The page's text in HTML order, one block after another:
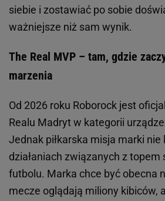
siebie i zostawiać po sobie
ważniejsze niż sam wynik.
The Real MVP – tam, gdzie
marzenia
Od 2026 roku Roborock jest
Realu Madryt w kategorii
Jednak piłkarska misja marki nie
działaniach związanych z
futbolu. Marka chce być obecna
mecze oglądają miliony kibiców,